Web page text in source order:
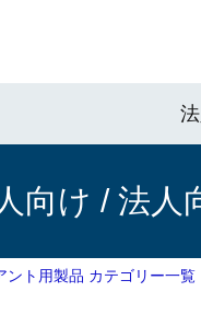
け / 法人
ント用製品 カテゴリー一覧